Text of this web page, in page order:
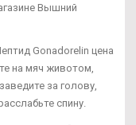
Вышний
Gonadorelin цена
на мяч животом,
за голову,
спину.